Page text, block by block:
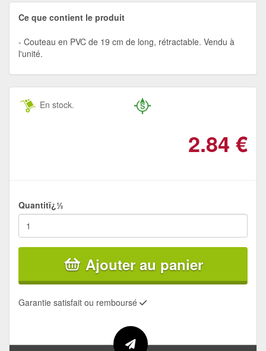
Ce que contient le produit
Couteau en PVC de 19 cm de long, rétractable. Vendu à
l'unité.
En stock.
2.84 €
Quantitï¿½
Ajouter au panier
Garantie satisfait ou remboursé